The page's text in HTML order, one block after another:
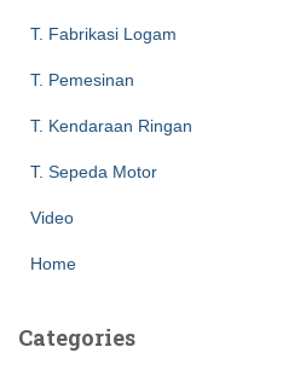
T. Fabrikasi Logam
T. Pemesinan
T. Kendaraan Ringan
T. Sepeda Motor
Video
Home
Categories